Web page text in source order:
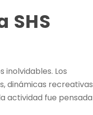
SHS
inolvidables. Los
dinámicas recreativas
actividad fue pensada